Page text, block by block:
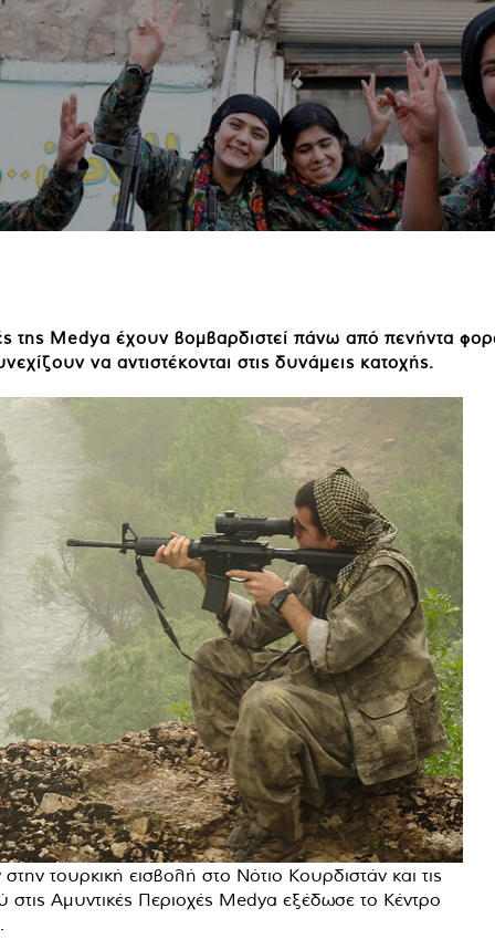
της Medya έχουν βομβαρδιστεί πάνω από πενήντα
να αντιστέκονται στις δυνάμεις κατοχής.
τουρκική εισβολή στο Νότιο Κουρδιστάν και τις
στις Αμυντικές Περιοχές Medya εξέδωσε το Κέντρο